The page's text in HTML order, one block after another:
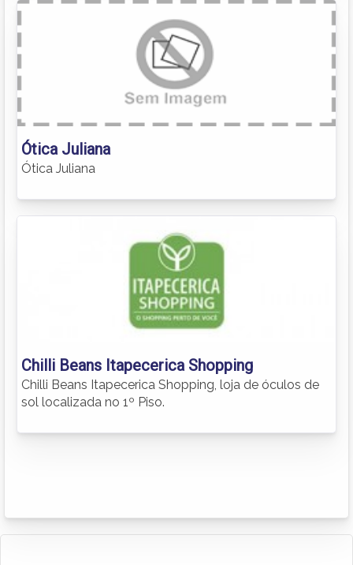
Ótica Juliana
Ótica Juliana
Chilli Beans Itapecerica Shopping
Chilli Beans Itapecerica Shopping, loja de óculos de
sol localizada no 1º Piso.